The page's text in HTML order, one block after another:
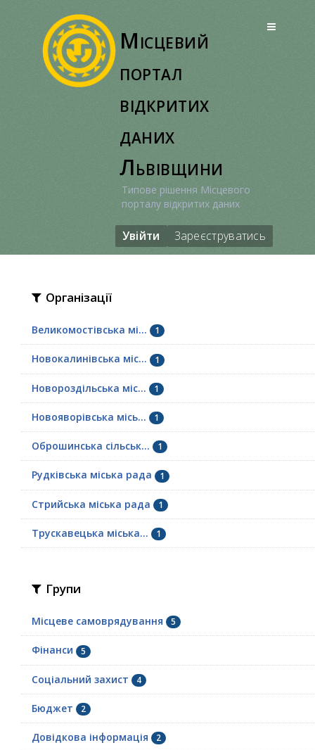
Місцевий
портал
відкритих
даних
Львівщини
Типове рішення Місцевого
порталу відкритих даних
Увійти Зареєструватись
Організації
Великомостівська мі... 1
Новокалинівська міс... 1
Новороздільська міс... 1
Новояворівська місь... 1
Оброшинська сільськ... 1
Рудківська міська рада 1
Стрийська міська рада 1
Трускавецька міська... 1
Групи
Місцеве самоврядування 5
Фінанси 5
Соціальний захист 4
Бюджет 2
Довідкова інформація 2